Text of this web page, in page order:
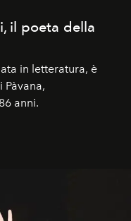
il poeta della
in letteratura, è
anni.